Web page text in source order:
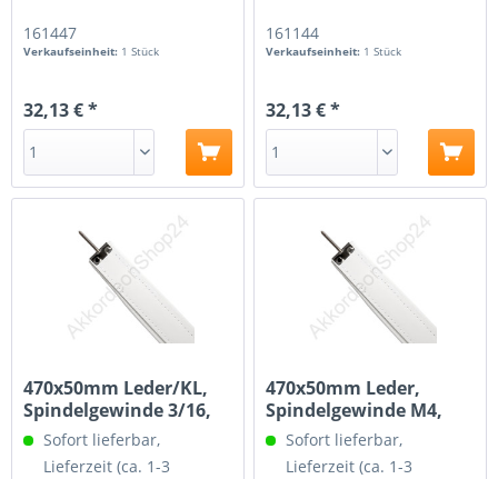
161447
Verkaufseinheit: 1 Stück
32,13 € *
161144
Verkaufseinheit: 1 Stück
32,13 € *
470x50mm Leder/KL,
Spindelgewinde 3/16,
weißSofort lieferbar,
Lieferzeit (ca. 1-3
470x50mm Leder,
Spindelgewinde M4,
weißSofort lieferbar,
Lieferzeit (ca. 1-3